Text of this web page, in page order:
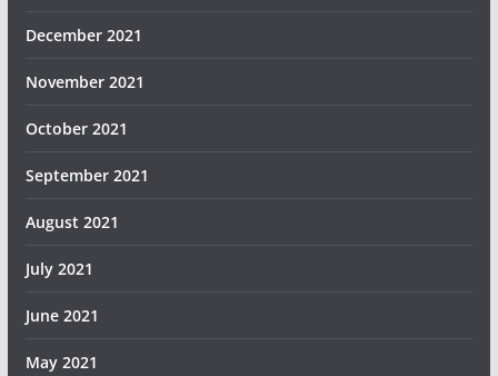
December 2021
November 2021
October 2021
September 2021
August 2021
July 2021
June 2021
May 2021